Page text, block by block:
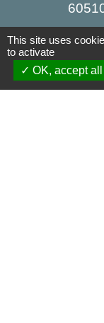
This site uses
to activate
OK, accept all